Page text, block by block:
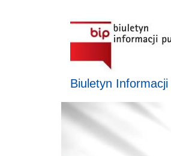
Biuletyn